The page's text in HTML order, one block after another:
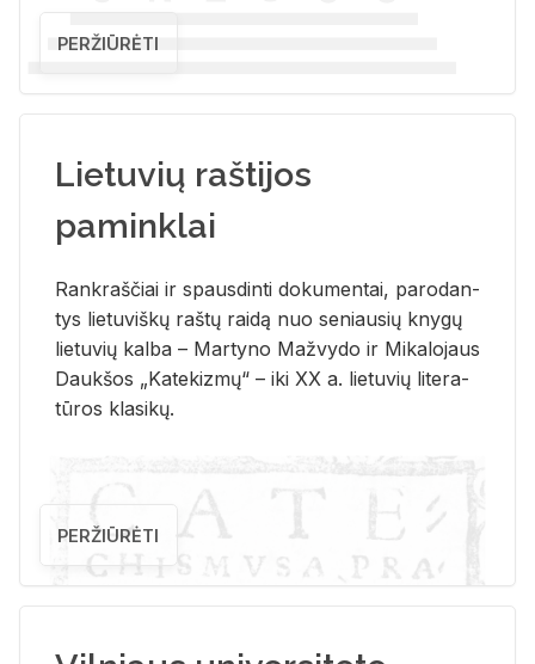
PERŽIŪRĖTI
Lietuvių raštijos
paminklai
Rank­raš­čiai ir spaus­din­ti do­ku­men­tai, pa­ro­dan­
tys lie­tu­viš­kų raš­tų rai­dą nuo se­niau­sių kny­gų
lie­tu­vių kal­ba – Mar­ty­no Ma­žvy­do ir Mi­ka­lo­jaus
Dauk­šos „Ka­te­kiz­mų“ – iki XX a. lie­tu­vių li­te­ra­
tū­ros kla­si­kų.
PERŽIŪRĖTI